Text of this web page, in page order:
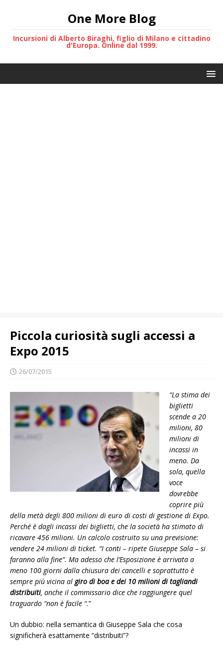
One More Blog
Incursioni di Alberto Biraghi, figlio di Milano e cittadino
d'Europa. Online dal 1999.
Piccola curiosità sugli accessi a
Expo 2015
26/07/2015
“La stima dei
biglietti
scende a 20
milioni, 80
milioni di
incassi in
meno. Da
sola, quella
voce
dovrebbe
coprire più
della metà degli 800 milioni di euro di costi di gestione di Expo.
Perché è dagli incassi dei biglietti, che la società ha stimato di
ricavare 456 milioni. Un calcolo costruito su una previsione:
vendere 24 milioni di ticket. “I conti – ripete Giuseppe Sala – si
faranno alla fine”. Ma adesso che l’Esposizione è arrivata a
meno 100 giorni dalla chiusura dei cancelli e soprattutto è
sempre più vicina al giro di boa e dei 10 milioni di tagliandi
distribuiti, anche il commissario dice che raggiungere quel
traguardo “non è facile “.”
Un dubbio: nella semantica di Giuseppe Sala che cosa
significherà esattamente “distribuiti”?